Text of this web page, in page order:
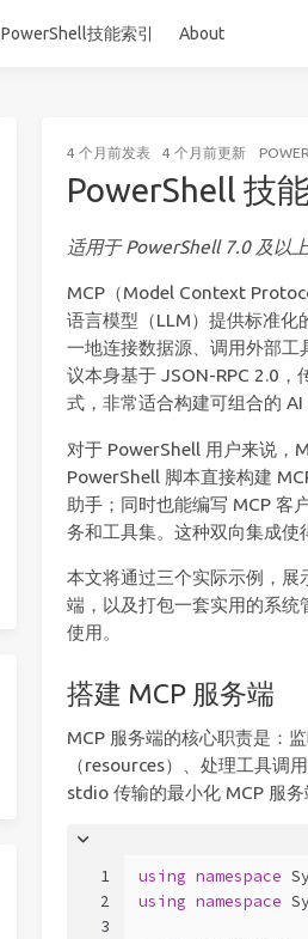
PowerShell技能索引 About
4 个月前发表 4 个月前更新
PowerShell 技
适用于 PowerShell 7.0 及以
MCP（Model Context
语言模型（LLM）提供标准化
一地连接数据源、调用外部
议本身基于 JSON-RPC 2.0
式，非常适合构建可组合的 AI
对于 PowerShell 用户来说，
PowerShell 脚本直接构建
助手；同时也能编写 MCP 客
务和工具集。这种双向集成使
本文将通过三个实际示例，展
端，以及打包一套实用的系统
使用。
搭建 MCP 服务端
MCP 服务端的核心职责是：
（resources）、处理工具调
stdio 传输的最小化 MCP 服
1
2
3
using namespace
using namespace